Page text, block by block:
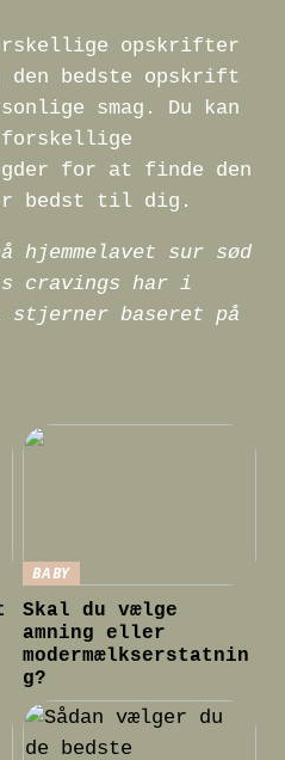
opskrifter
den bedste opskrift
smag. Du kan
forskellige
for at finde den
bedst til dig.
sur sød
cravings har i
stjerner baseret på
BABY
Skal du vælge
amning eller
modermælkserstatnin
g?